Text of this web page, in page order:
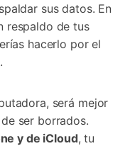
sus datos. En
respaldo de tus
hacerlo por el
será mejor
ser borrados.
y de iCloud, tu